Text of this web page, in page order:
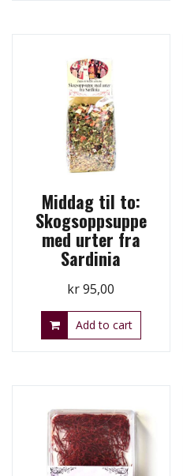
Middag til to:
Skogsoppsuppe
med urter fra
Sardinia
kr95,00
Add to cart